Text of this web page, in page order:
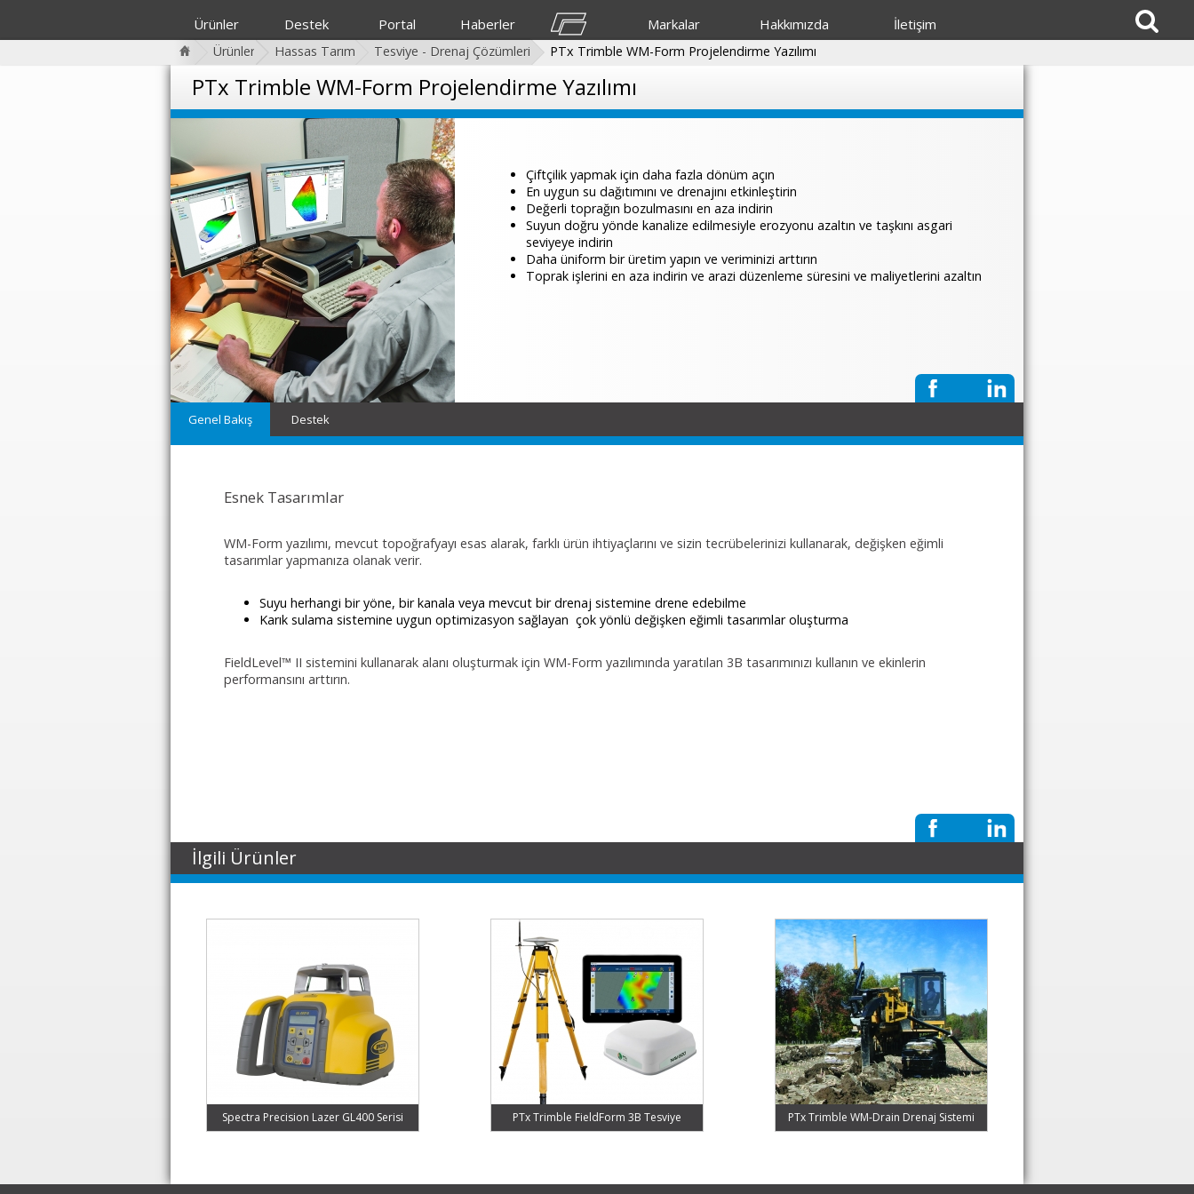
Ürünler Destek Portal Haberler Markalar Hakkımızda İletişim
Ürünler Hassas Tarım Tesviye - Drenaj Çözümleri PTx Trimble WM-Form Projelendirme Yazılımı
PTx Trimble WM-Form Projelendirme Yazılımı
Çiftçilik yapmak için daha fazla dönüm açın
En uygun su dağıtımını ve drenajını etkinleştirin
Değerli toprağın bozulmasını en aza indirin
Suyun doğru yönde kanalize edilmesiyle erozyonu azaltın ve taşkını asgari
seviyeye indirin
Daha üniform bir üretim yapın ve veriminizi arttırın
Toprak işlerini en aza indirin ve arazi düzenleme süresini ve maliyetlerini azaltın
Genel Bakış Destek
Esnek Tasarımlar
WM-Form yazılımı, mevcut topoğrafyayı esas alarak, farklı ürün ihtiyaçlarını ve sizin tecrübelerinizi kullanarak, değişken eğimli
tasarımlar yapmanıza olanak verir.
Suyu herhangi bir yöne, bir kanala veya mevcut bir drenaj sistemine drene edebilme
Karık sulama sistemine uygun optimizasyon sağlayan çok yönlü değişken eğimli tasarımlar oluşturma
FieldLevel™ II sistemini kullanarak alanı oluşturmak için WM-Form yazılımında yaratılan 3B tasarımınızı kullanın ve ekinlerin
performansını arttırın.
İlgili Ürünler
Spectra Precision Lazer GL400 Serisi PTx Trimble FieldForm 3B Tesviye PTx Trimble WM-Drain Drenaj Sistemi